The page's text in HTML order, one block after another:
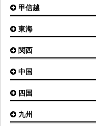
釧路空港
稚内空港
とかち帯広空港
根室中標津空港
奥尻空港
利尻空港
三沢空港
福島空港
大館能代空港
庄内空港
山形空港
能登空港
東京(羽田)空港
茨城空港
八丈島空港
甲信越
新潟空港
東海
名古屋(中部)空港
静岡空港
関西
大阪(伊丹)空港
神戸空港
南紀白浜空港
中国
広島空港
山口宇部空港
四国
松山空港
九州